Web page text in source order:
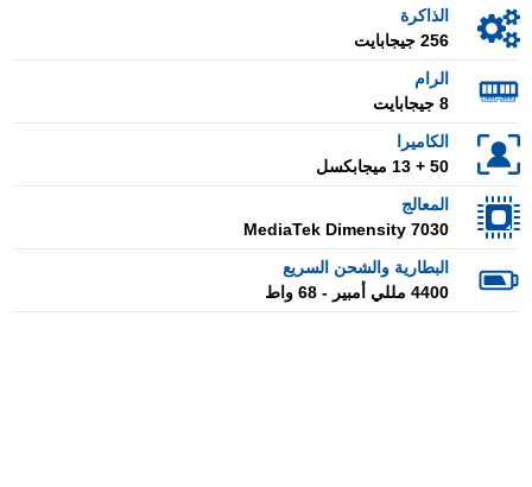
الذاكرة
256 جيجابايت
الرام
8 جيجابايت
الكاميرا
50 + 13 ميجابكسل
المعالج
MediaTek Dimensity 7030
البطارية والشحن السريع
4400 مللي أمبير - 68 واط